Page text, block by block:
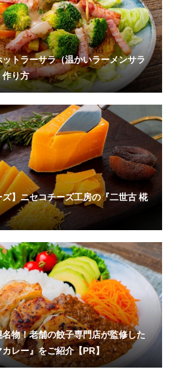
トラーサラ（温かいラーメンサラ
作り方
】ニセコチーズ工房の『二世古 椛
物！老舗の餃子専門店が監修した
カレー』をご紹介【PR】